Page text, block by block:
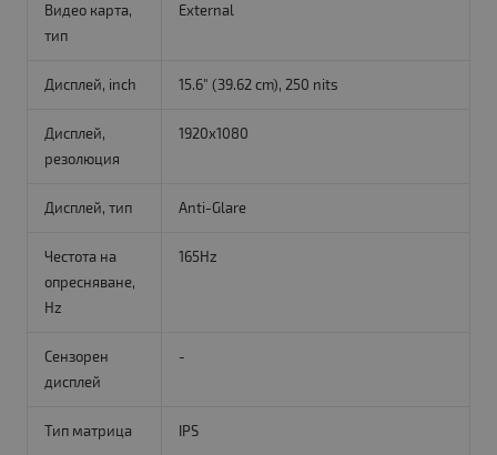
Видео карта,
тип
Еxternal
Дисплей, inch 15.6" (39.62 cm), 250 nits
Дисплей,
резолюция
1920x1080
Дисплей, тип Anti-Glare
Честота на
опресняване,
Hz
165Hz
Сензорен
дисплей
-
Тип матрица IPS